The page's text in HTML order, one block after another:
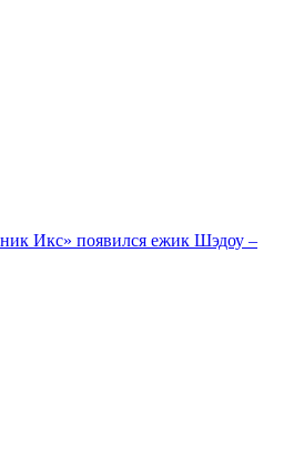
Икс» появился ежик Шэдоу –